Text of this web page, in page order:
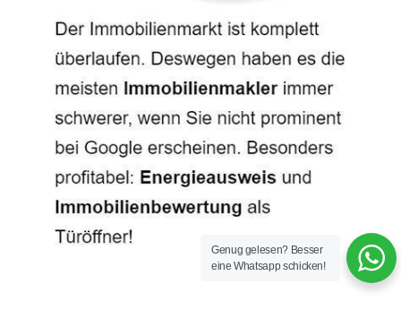
Genug gelesen? Besser
eine Whatsapp schicken!